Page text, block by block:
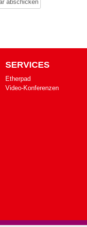
SERVICES
Etherpad
Video-Konferenzen